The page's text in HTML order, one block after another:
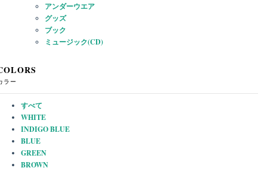
アンダーウエア
グッズ
ブック
ミュージック(CD)
ラー
すべて
WHITE
INDIGO BLUE
BLUE
GREEN
BROWN